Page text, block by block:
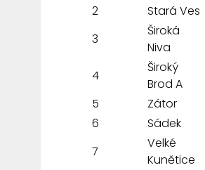
2
Stará Ves
3
Široká
Niva
4
Široký
Brod A
5
Zátor
6
Sádek
7
Velké
Kunětice